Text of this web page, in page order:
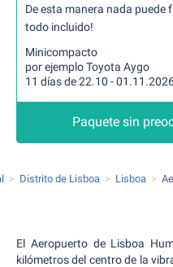
De esta manera nada puede
todo incluido!
Minicompacto
por ejemplo Toyota Aygo
11 días de 22.10 -
Paquete sin
Distrito de Lisboa Lisboa
El Aeropuerto de Lisboa
kilómetros del centro de la